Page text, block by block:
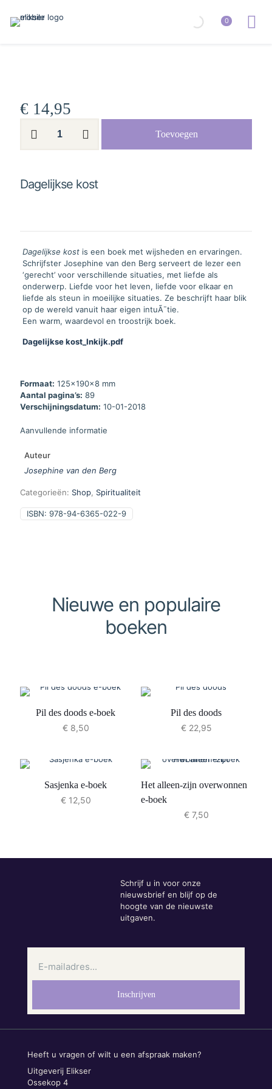
0
€ 14,95
Toevoegen
Dagelijkse kost
Dagelijkse kostis een boek met wijsheden en ervaringen.
Schrijfster Josephine van den Berg serveert de lezer een
‘gerecht’ voor verschillende situaties, met liefde als
onderwerp. Liefde voor het leven, liefde voor elkaar en
liefde als steun in moeilijke situaties. Ze beschrijft haar blik
op de wereld vanuit haar eigen intuÃ¯tie.
Een warm, waardevol en troostrijk boek.
Dagelijkse kost_Inkijk.pdf
Formaat: 125x190x8 mm
Aantal pagina’s: 89
Verschijningsdatum: 10-01-2018
Aanvullende informatie
Auteur
Josephine van den Berg
Categorieën: Shop Spiritualiteit
ISBN: 978-94-6365-022-9
Nieuwe en populaire
boeken
Pil des doods e-boek
€8,50
Pil des doods
€22,95
Sasjenka e-boek
€12,50
Het alleen-zijn overwonnen
e-boek
€7,50
Schrijf u in voor onze
nieuwsbrief en blijf op de
hoogte van de nieuwste
uitgaven.
Heeft u vragen of wilt u een afspraak maken?
Uitgeverij Elikser
Ossekop 4